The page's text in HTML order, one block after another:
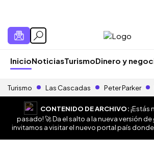
InicioNoticiasTurismoDinero y
Turismo Las Cascadas Peter Parker
CONTENIDO DE ARCHIVO:¡Estás
pasado! 🚀 Da el salto a la nueva versión de
invitamos a visitar el nuevo portal país